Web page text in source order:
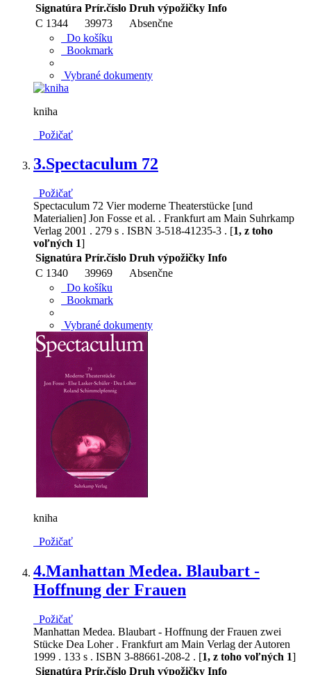
Signatúra Prír.číslo Druh výpožičky Info
C 1344
39973
Absenčne
Do košíku
Bookmark
Vybrané dokumenty
kniha
Požičať
3.Spectaculum 72
Požičať
Spectaculum 72 Vier moderne Theaterstücke [und
Materialien] Jon Fosse et al. . Frankfurt am Main Suhrkamp
Verlag 2001 . 279 s . ISBN 3-518-41235-3 . [1, z toho
voľných 1]
Signatúra Prír.číslo Druh výpožičky Info
C 1340
39969
Absenčne
Do košíku
Bookmark
Vybrané dokumenty
kniha
Požičať
4.Manhattan Medea. Blaubart -
Hoffnung der Frauen
Požičať
Manhattan Medea. Blaubart - Hoffnung der Frauen zwei
Stücke Dea Loher . Frankfurt am Main Verlag der Autoren
1999 . 133 s . ISBN 3-88661-208-2 . [1, z toho voľných 1]
Signatúra Prír.číslo Druh výpožičky Info